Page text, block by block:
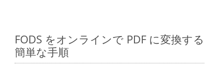
FODS をオンラインで PDF に変換する
簡単な手順